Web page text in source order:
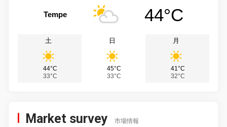
Tempe 44°C
土
44°C
33°C
日
45°C
33°C
月
41°C
32°C
Market survey 市場情報